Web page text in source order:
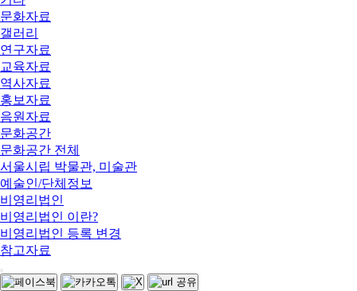
문화자료
갤러리
연구자료
교육자료
역사자료
홍보자료
음원자료
문화공간
문화공간 전체
서울시립 박물관, 미술관
예술인/단체정보
비영리법인
비영리법인 이란?
비영리법인 등록 변경
참고자료